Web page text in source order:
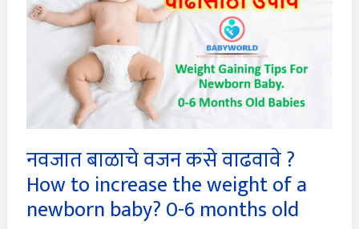
नवजात बाळाचे वजन कसे वाढवावे ?
How to increase the weight of a
newborn baby? 0-6 months old
वाढवावे
?
increase
the
weight
a
baby?
0-
6
months
old